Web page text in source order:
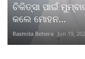
ଚିକିତ୍ସା ପାଇଁ
କଲେ ମୋହନ...
Rasmita Behera Jun 19,